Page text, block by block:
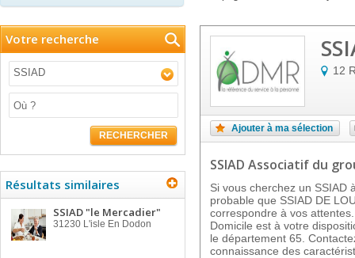
Votre recherche
SSIAD
RECHERCHER
Résultats similaires
SSIAD "le Mercadier"
31230 L'isle En Dodon
12
Ajouter à ma sélection
SSIAD Associatif du
Si vous cherchez un SSIAD
probable que SSIAD DE
correspondre à vos
Domicile est à votre
le département 65.
connaissance des caractérist